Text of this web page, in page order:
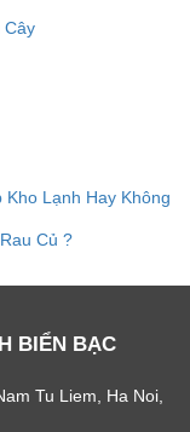
Cây
Lạnh Hay Không
Củ ?
BIỂN BẠC
Tu Liem, Ha Noi,